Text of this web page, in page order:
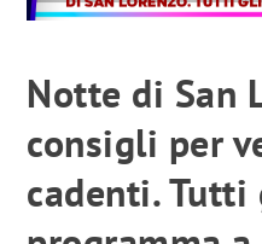
Notte di San
consigli per
cadenti.